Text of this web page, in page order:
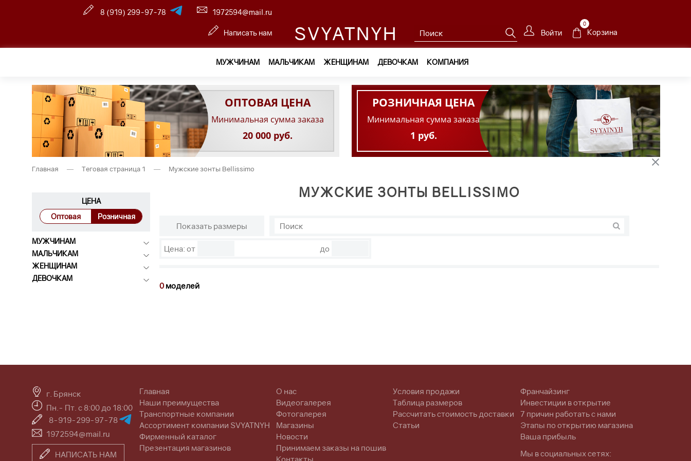
8 (919) 299-97-78 1972594@mail.ru
Написать нам SVYATNYH Войти
0
Корзина
МУЖЧИНАМ МАЛЬЧИКАМ ЖЕНЩИНАМ ДЕВОЧКАМ КОМПАНИЯ
ОПТОВАЯ ЦЕНА
Минимальная сумма заказа
20 000 руб.
РОЗНИЧНАЯ ЦЕНА
Минимальная сумма заказа
1 руб.
Главная — Теговая страница 1 — Мужские зонты Bellissimo
МУЖСКИЕ ЗОНТЫ BELLISSIMO
Показать размеры
Цена: от до
0моделей
ЦЕНА
Оптовая
Розничная
МУЖЧИНАМ
МАЛЬЧИКАМ
ЖЕНЩИНАМ
ДЕВОЧКАМ
г. Брянск
Пн.- Пт. с 8:00 до 18:00
8-919-299-97-78
1972594@mail.ru
НАПИСАТЬ НАМ
Главная
Наши преимущества
Транспортные компании
Ассортимент компании SVYATNYH
Фирменный каталог
Презентация магазинов
О нас
Видеогалерея
Фотогалерея
Магазины
Новости
Принимаем заказы на пошив
Контакты
Условия продажи
Таблица размеров
Рассчитать стоимость доставки
Статьи
Франчайзинг
Инвестиции в открытие
7 причин работать с нами
Этапы по открытию магазина
Ваша прибыль
Мы в социальных сетях: